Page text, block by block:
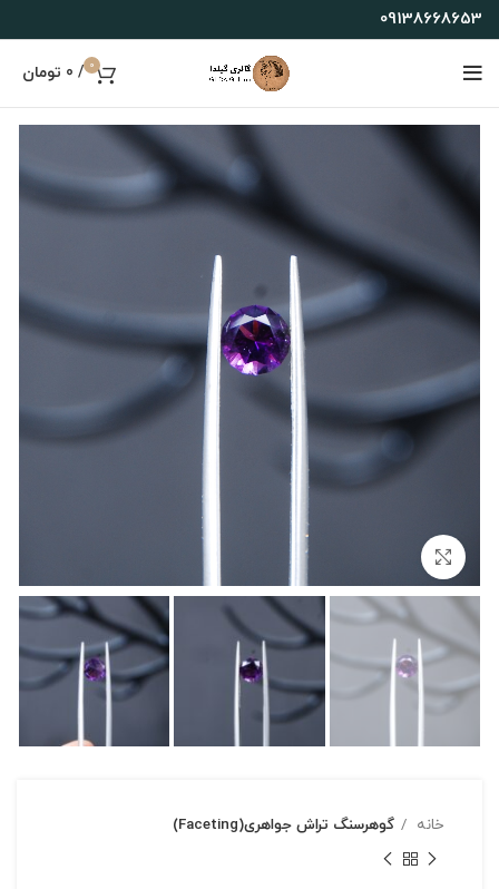
09138668653
0
/
0 تومان
خانه گوهرسنگ تراش جواهری(Faceting)